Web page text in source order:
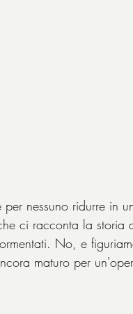
nessuno ridurre in
ci racconta la storia
No, e
maturo per